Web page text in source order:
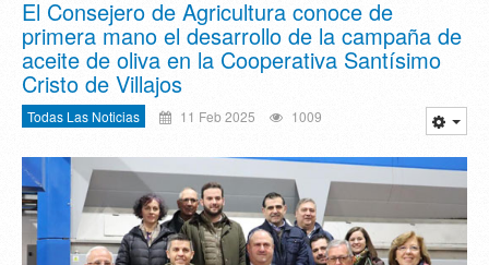
El Consejero de Agricultura conoce de
primera mano el desarrollo de la campaña de
aceite de oliva en la Cooperativa Santísimo
Cristo de Villajos
Todas Las Noticias 11 Feb 2025 1009